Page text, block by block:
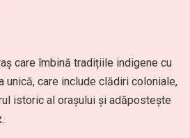
care îmbină tradițiile indigene cu
unică, care include clădiri coloniale,
istoric al orașului și adăpostește
.